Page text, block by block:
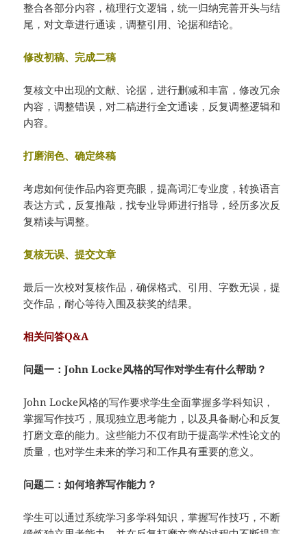
整合各部分内容，梳理行文逻辑，统一归纳完善开头与结
尾，对文章进行通读，调整引用、论据和结论。
修改初稿、完成二稿
复核文中出现的文献、论据，进行删减和丰富，修改冗余
内容，调整错误，对二稿进行全文通读，反复调整逻辑和
内容。
打磨润色、确定终稿
考虑如何使作品内容更亮眼，提高词汇专业度，转换语言
表达方式，反复推敲，找专业导师进行指导，经历多次反
复精读与调整。
复核无误、提交文章
最后一次校对复核作品，确保格式、引用、字数无误，提
交作品，耐心等待入围及获奖的结果。
相关问答Q&A
问题一：John Locke风格的写作对学生有什么帮助？
John Locke风格的写作要求学生全面掌握多学科知识，
掌握写作技巧，展现独立思考能力，以及具备耐心和反复
打磨文章的能力。这些能力不仅有助于提高学术性论文的
质量，也对学生未来的学习和工作具有重要的意义。
问题二：如何培养写作能力？
学生可以通过系统学习多学科知识，掌握写作技巧，不断